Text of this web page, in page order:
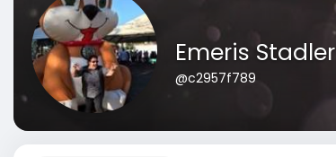
Emeris Stadler
@c2957f789